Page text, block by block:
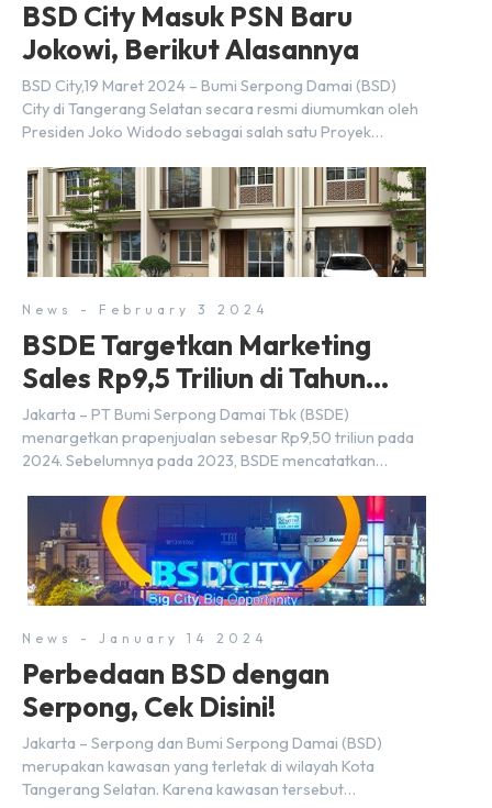
BSD City Masuk PSN Baru
Jokowi, Berikut Alasannya
BSD City,19 Maret 2024 – Bumi Serpong Damai (BSD)
City di Tangerang Selatan secara resmi diumumkan oleh
Presiden Joko Widodo sebagai salah satu Proyek
dibuat oleh Menteri Koordinator Bidang Perekonomian,
Airlangga Hartarto, setelah Rapat Terbatas (ratas)
bersama Jokowi di Istana Kepresidenan pada hari Senin,
18 Maret 2024. Selain […]
News - February 3 2024
BSDE Targetkan Marketing
Sales Rp9,5 Triliun di Tahun
2024
Jakarta – PT Bumi Serpong Damai Tbk (BSDE)
menargetkan prapenjualan sebesar Rp9,50 triliun pada
2024. Sebelumnya pada 2023, BSDE mencatatkan
melampaui target prapenjualan sebesar Rp8,80 triliun.
Menurut Direktur BSDE Hermawan Wijaya menghadapi
2024, kondisi ekonomi global maupun nasional dapat
memengaruhi pertimbangan masyarakat untuk membeli
rumah maupun investasi di sektor […]
News - January 14 2024
Perbedaan BSD dengan
Serpong, Cek Disini!
Jakarta – Serpong dan Bumi Serpong Damai (BSD)
merupakan kawasan yang terletak di wilayah Kota
Tangerang Selatan. Karena kawasan tersebut